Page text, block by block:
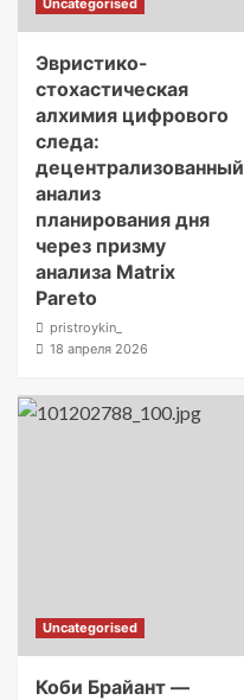
Uncategorised
Эвристико-
стохастическая
алхимия цифрового
следа:
децентрализованный
анализ
планирования дня
через призму
анализа Matrix
Pareto
pristroykin_
18 апреля 2026
Uncategorised
Коби Брайант —